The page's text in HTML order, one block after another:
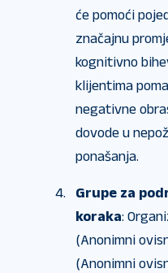
će pomoći
značajnu
kognitivno
klijentima
negativne
dovode u
ponašanja.
Grupe za
koraka:
(Anonimni
(Anonimni